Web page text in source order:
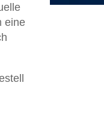
eine